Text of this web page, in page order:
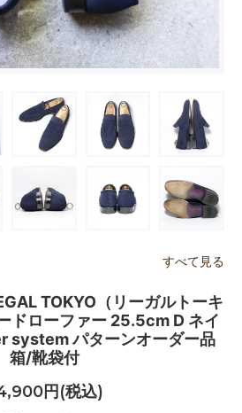
すべて見る
TOKYO（リーガルトーキ
ドローファー 25.5cm D ネイ
system パターンオーダー品
箱/靴袋付
円(税込)